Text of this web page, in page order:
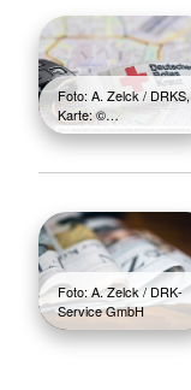
Foto: A. Zelck / DRKS,
Karte: ©…
Foto: A. Zelck / DRK-
Service GmbH